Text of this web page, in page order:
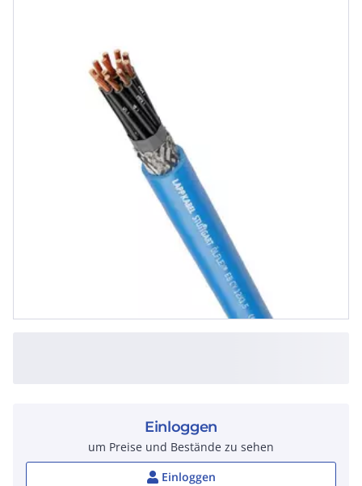
Einloggen
um Preise und Bestände zu sehen
Einloggen